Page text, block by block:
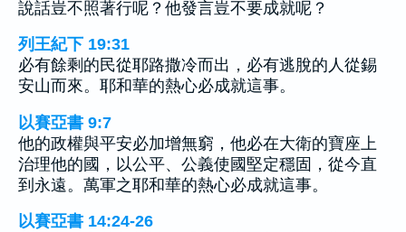
說話豈不照著行呢？他發言豈不要成就呢？
列王紀下 19:31
必有餘剩的民從耶路撒冷而出，必有逃脫的人從錫
安山而來。耶和華的熱心必成就這事。
以賽亞書 9:7
他的政權與平安必加增無窮，他必在大衛的寶座上
治理他的國，以公平、公義使國堅定穩固，從今直
到永遠。萬軍之耶和華的熱心必成就這事。
以賽亞書 14:24-26